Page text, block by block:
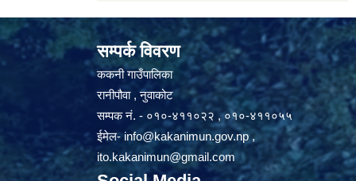
सम्पर्क विवरण
ककनी गाउँपालिका
रानीपौवा , नुवाकोट
सम्पक नं. - ०१०-४११०२२ , ०१०-४११०५५
ईमेल-info@kakanimun.gov.np,
ito.kakanimun@gmail.com